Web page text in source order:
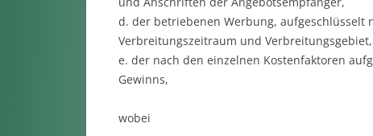
d. der betriebenen Werbung, aufgeschlüsselt
Verbreitungszeitraum und Verbreitungsgebiet,
e. der nach den einzelnen Kostenfaktoren
Gewinns,
wobei